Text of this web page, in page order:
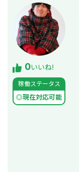
0いいね!
稼働ステータス
◎現在対応可能